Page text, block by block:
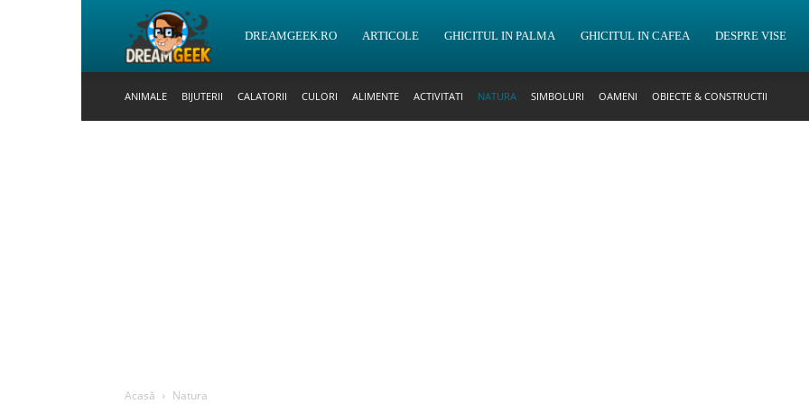
DreamGeek.ro
DREAMGEEK.RO ARTICOLE GHICITUL IN PALMA GHICITUL IN CAFEA DESPRE VISE
ANIMALE BIJUTERII CALATORII CULORI ALIMENTE ACTIVITATI NATURA SIMBOLURI OAMENI OBIECTE & CONSTRUCTII
Acasă Natura